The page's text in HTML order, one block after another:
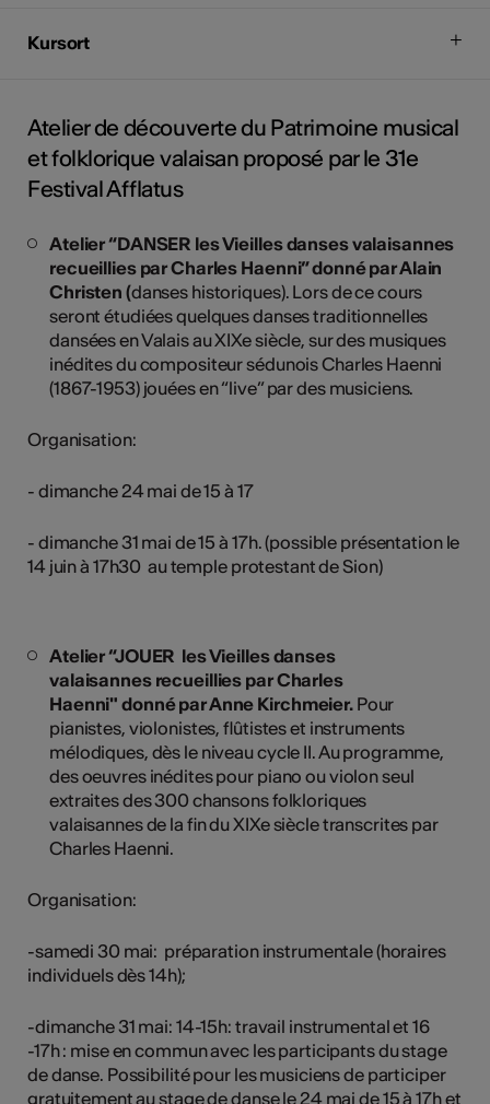
Kursort
Atelier de découverte du Patrimoine musical
et folklorique valaisan proposé par le 31e
Festival Afflatus
Atelier “DANSER les Vieilles danses valaisannes
recueillies par Charles Haenni” donné par Alain
Christen (danses historiques). Lors de ce cours
seront étudiées quelques danses traditionnelles
dansées en Valais au XIXe siècle, sur des musiques
inédites du compositeur sédunois Charles Haenni
(1867-1953) jouées en “live” par des musiciens.
Organisation:
- dimanche 24 mai de 15 à 17
- dimanche 31 mai de 15 à 17h. (possible présentation le
14 juin à 17h30 au temple protestant de Sion)
Atelier “JOUER les Vieilles danses
valaisannes recueillies par Charles
Haenni" donné par Anne Kirchmeier.Pour
pianistes, violonistes, flûtistes et instruments
mélodiques, dès le niveau cycle II. Au programme,
des oeuvres inédites pour piano ou violon seul
extraites des 300 chansons folkloriques
valaisannes de la fin du XIXe siècle transcrites par
Charles Haenni.
Organisation:
-samedi 30 mai: préparation instrumentale (horaires
individuels dès 14h);
-dimanche 31 mai: 14-15h: travail instrumental et 16
-17h : mise en commun avec les participants du stage
de danse. Possibilité pour les musiciens de participer
gratuitement au stage de danse le 24 mai de 15 à 17h et